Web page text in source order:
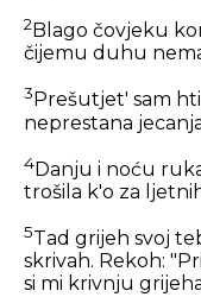
2 Blago čovjeku
čijemu duhu
3 Prešutjet' sam
neprestana
4Danju i noću
trošila k'o za
5Tad grijeh svoj
skrivah. Rekoh:
si mi krivnju